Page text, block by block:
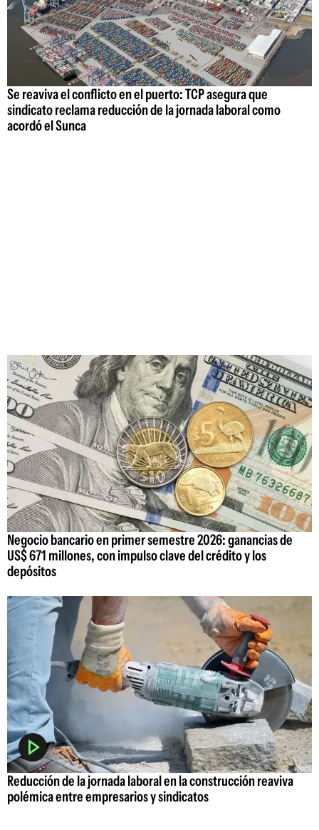
Se reaviva el conflicto en el puerto: TCP asegura que
sindicato reclama reducción de la jornada laboral como
acordó el Sunca
Negocio bancario en primer semestre 2026: ganancias de
US$ 671 millones, con impulso clave del crédito y los
depósitos
Reducción de la jornada laboral en la construcción reaviva
polémica entre empresarios y sindicatos